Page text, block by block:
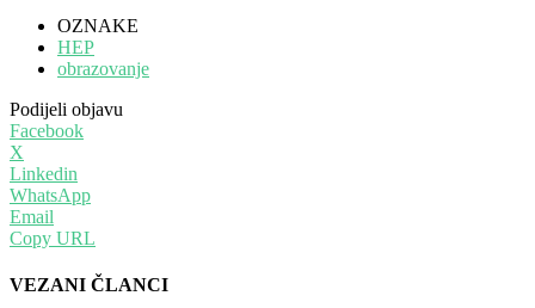
OZNAKE
HEP
obrazovanje
Podijeli objavu
Facebook
X
Linkedin
WhatsApp
Email
Copy URL
VEZANI ČLANCI